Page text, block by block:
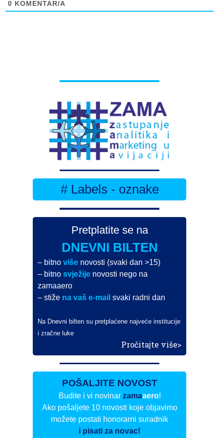
0 KOMENTAR/A
# Labels - oznake
Pretplatite se na
DNEVNI BILTEN
– bitnoviše novosti (svaki dan >15)
– bitnosvježije novosti nego na
zamaaero
– stiže na vaš e-mail svaki radni dan
Na Dnevni bilten su pretplaćene najveće institucije
i zračne luke
Pročitajte više>
POŠALJITE NOVOST
Budite i vi novinar zamaaero!
Ako pošaljete 10 novosti koje objavimo
možete postati honorarni suradnik
i pisati za novac!